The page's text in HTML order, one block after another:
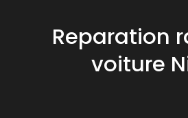
Reparation
voiture